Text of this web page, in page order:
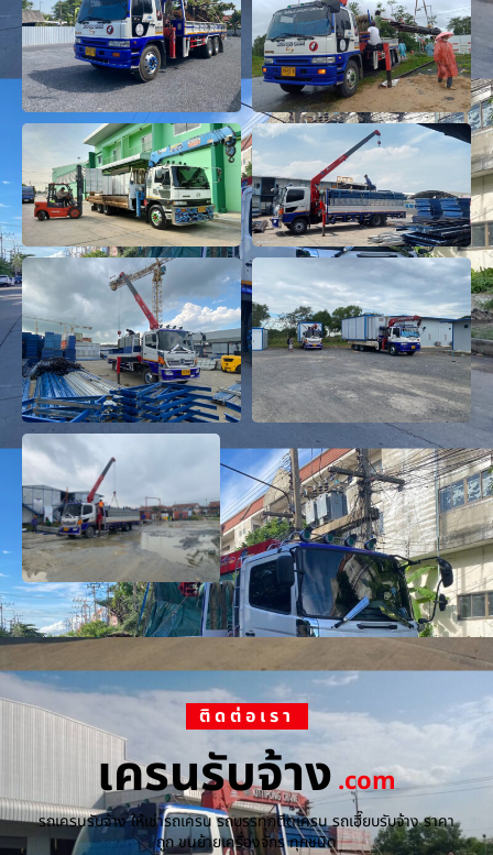
ติดต่อเรา
เครนรับจ้าง.com
รถเครนรับจ้าง ให้เช่ารถเครน รถบรรทุกติดเครน รถเฮี๊ยบรับจ้าง ราคา
ถูก ขนย้ายเครื่องจักร ทุกชนิด